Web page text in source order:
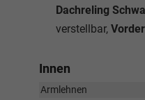
Dachreling
verstellbar,
Innen
Armlehnen